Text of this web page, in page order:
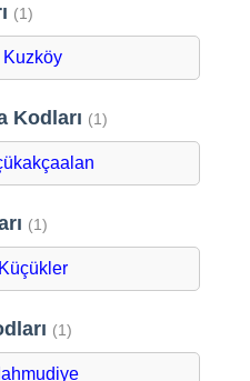
(1)
Kuzköy
Kodları (1)
(1)
(1)